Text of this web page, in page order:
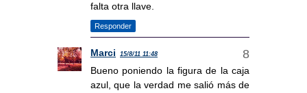
falta otra llave.
Responder
Marci 15/8/11 11:48
Bueno poniendo la figura de la caja
azul, que la verdad me salió más de